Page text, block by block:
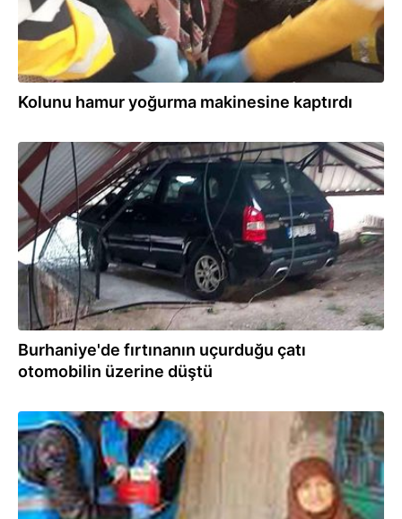
Kolunu hamur yoğurma makinesine kaptırdı
29.11.2021
Burhaniye'de fırtınanın uçurduğu çatı
otomobilin üzerine düştü
10.04.2020